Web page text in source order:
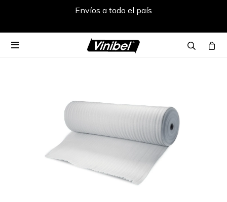
Envíos a todo el país
